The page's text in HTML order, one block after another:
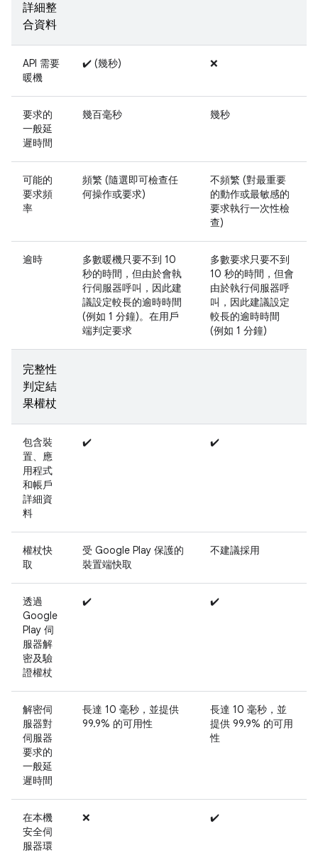
詳細整
合資料
API 需要
暖機
✔️ (幾秒) ❌
要求的
一般延
遲時間
幾百毫秒 幾秒
可能的
要求頻
率
頻繁 (隨選即可檢查任
何操作或要求)
不頻繁 (對最重要
的動作或最敏感的
要求執行一次性檢
查)
逾時
多數暖機只要不到 10
秒的時間，但由於會執
行伺服器呼叫，因此建
議設定較長的逾時時間
(例如 1 分鐘)。在用戶
端判定要求
多數要求只要不到
10 秒的時間，但會
由於執行伺服器呼
叫，因此建議設定
較長的逾時時間
(例如 1 分鐘)
完整性
判定結
果權杖
包含裝
置、應
用程式
和帳戶
詳細資
料
✔️ ✔️
權杖快
取
受 Google Play 保護的
裝置端快取
不建議採用
透過
Google
Play 伺
服器解
密及驗
證權杖
✔️ ✔️
解密伺
服器對
伺服器
要求的
一般延
遲時間
長達 10 毫秒，並提供
99.9% 的可用性
長達 10 毫秒，並
提供 99.9% 的可用
性
在本機
安全伺
服器環
❌ ✔️